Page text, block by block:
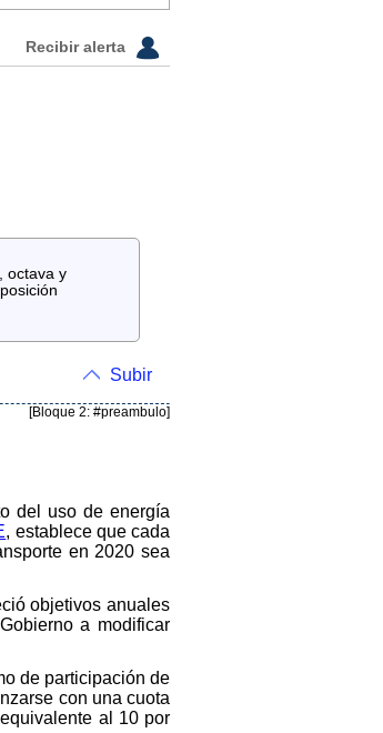
Recibir alerta
octava y
Subir
[Bloque 2: #preambulo]
del uso de energía
, establece que cada
en 2020 sea
objetivos anuales
a modificar
de participación de
con una cuota
al 10 por